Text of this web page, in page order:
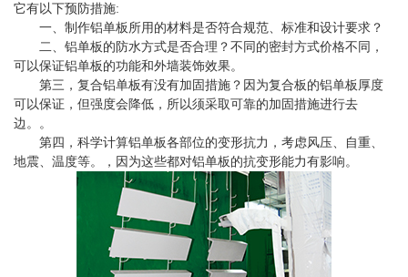
它有以下预防措施:
一、制作铝单板所用的材料是否符合规范、标准和设计要求？
二、铝单板的防水方式是否合理？不同的密封方式价格不同，
可以保证铝单板的功能和外墙装饰效果。
第三，复合铝单板有没有加固措施？因为复合板的铝单板厚度
可以保证，但强度会降低，所以须采取可靠的加固措施进行去
边。。
第四，科学计算铝单板各部位的变形抗力，考虑风压、自重、
地震、温度等。，因为这些都对铝单板的抗变形能力有影响。